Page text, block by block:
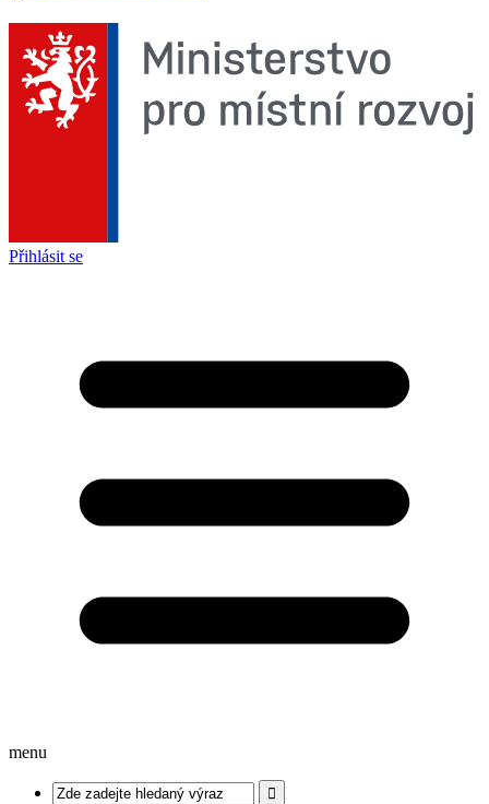
Přihlásit se
menu